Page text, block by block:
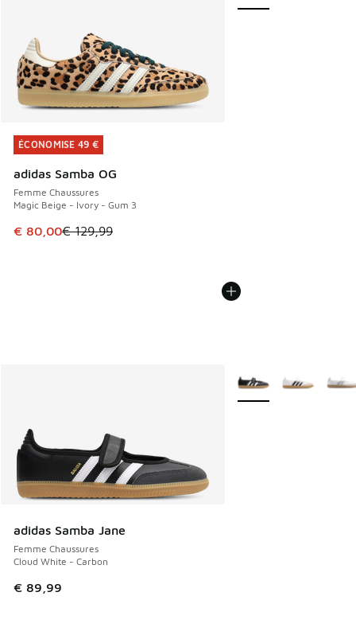
ÉCONOMISE 49 €
adidas Samba OG
Femme Chaussures
Magic Beige - Ivory - Gum 3
Cet article est en promotion. Prix en baisse de € 129,99 à
€ 80,00€ 129,99
ÉCONOMISE 49 €
adidas Samba Jane
Femme Chaussures
Cloud White - Carbon
€ 89,99
Plus de couleurs